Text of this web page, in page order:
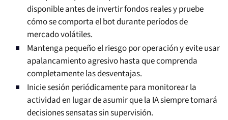
disponible antes de invertir fondos reales y pruebe
cómo se comporta el bot durante períodos de
mercado volátiles.
Mantenga pequeño el riesgo por operación y evite usar
apalancamiento agresivo hasta que comprenda
completamente las desventajas.
Inicie sesión periódicamente para monitorear la
actividad en lugar de asumir que la IA siempre tomará
decisiones sensatas sin supervisión.